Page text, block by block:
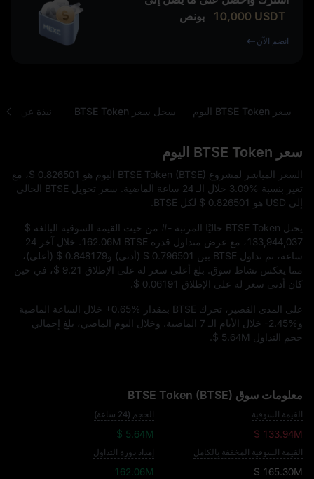
10,000 USDT بونص
انضم الآن
سعر BTSE Token اليوم سجل سعر BTSE Token نبذة عن BTSE Token
سعر BTSE Token اليوم
السعر المباشر لمشروع BTSE Token (BTSE) اليوم هو $ 0.826501، مع
تغير بنسبة 3.09%
خلال الـ 24 ساعة الماضية. سعر تحويل BTSE الحالي
إلى USD هو
$ 0.826501 لكل BTSE.
يحتل BTSE Token حاليًا المرتبة #- من حيث القيمة السوقية البالغة $
133,944,037 ، مع عرض متداول قدره 162.06M BTSE
. خلال آخر 24
ساعة، تم تداول BTSE بين
$ 0.796501 (أدنى) و$ 0.848179 (أعلى)،
مما يعكس نشاط سوق. بلغ أعلى سعر له على الإطلاق $ 9.21، في حين
كان أدنى سعر له على الإطلاق $ 0.06191
على المدى القصير، تحرك BTSE بمقدار +0.65% خلال الساعة الماضية
و-2.45%
خلال الأيام الـ 7 الماضية. وخلال اليوم الماضي، بلغ إجمالي
حجم التداول $ 5.64M
معلومات سوق BTSE Token (BTSE)
القيمة السوقية
$ 133.94M
الحجم (24 ساعة)
$ 5.64M
القيمة السوقية المخففة بالكامل
$ 165.30M
إمداد دورة التداول
162.06M